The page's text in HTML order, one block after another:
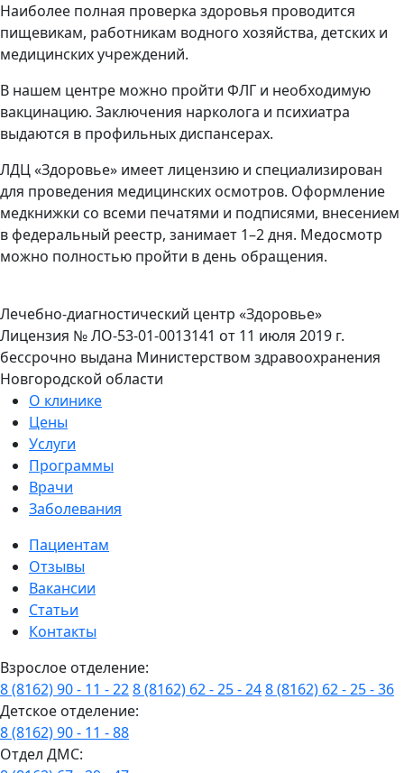
Наиболее полная проверка здоровья проводится
пищевикам, работникам водного хозяйства, детских и
медицинских учреждений.
В нашем центре можно пройти ФЛГ и необходимую
вакцинацию. Заключения нарколога и психиатра
выдаются в профильных диспансерах.
ЛДЦ «Здоровье» имеет лицензию и специализирован
для проведения медицинских осмотров. Оформление
медкнижки со всеми печатями и подписями, внесением
в федеральный реестр, занимает 1–2 дня. Медосмотр
можно полностью пройти в день обращения.
Лечебно-диагностический центр «Здоровье»
Лицензия № ЛО-53-01-0013141 от 11 июля 2019 г.
бессрочно выдана Министерством здравоохранения
Новгородской области
О клинике
Цены
Услуги
Программы
Врачи
Заболевания
Пациентам
Отзывы
Вакансии
Статьи
Контакты
Взрослое отделение:
8 (8162) 90 - 11 - 228 (8162) 62 - 25 - 248 (8162) 62 - 25 - 36
Детское отделение:
8 (8162) 90 - 11 - 88
Отдел ДМС: